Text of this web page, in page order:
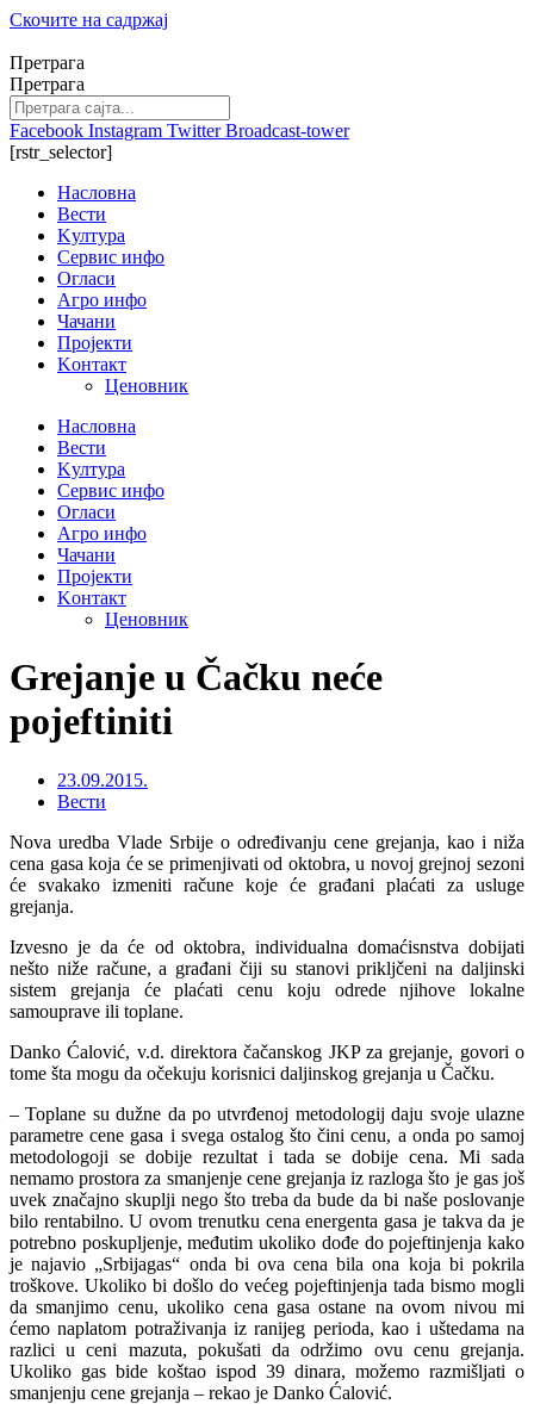
Скочите на садржај
Претрага
Претрага
Facebook Instagram Twitter Broadcast-tower
[rstr_selector]
Насловна
Вести
Kултура
Сервис инфо
Огласи
Агро инфо
Чачани
Пројекти
Kонтакт
Ценовник
Насловна
Вести
Kултура
Сервис инфо
Огласи
Агро инфо
Чачани
Пројекти
Kонтакт
Ценовник
Grejanje u Čačku neće
pojeftiniti
23.09.2015.
Вести
Nova uredba Vlade Srbije o određivanju cene grejanja, kao i niža
cena gasa koja će se primenjivati od oktobra, u novoj grejnoj sezoni
će svakako izmeniti račune koje će građani plaćati za usluge
grejanja.
Izvesno je da će od oktobra, individualna domaćisnstva dobijati
nešto niže račune, a građani čiji su stanovi prikljčeni na daljinski
sistem grejanja će plaćati cenu koju odrede njihove lokalne
samouprave ili toplane.
Danko Ćalović, v.d. direktora čačanskog JKP za grejanje, govori o
tome šta mogu da očekuju korisnici daljinskog grejanja u Čačku.
– Toplane su dužne da po utvrđenoj metodologij daju svoje ulazne
parametre cene gasa i svega ostalog što čini cenu, a onda po samoj
metodologoji se dobije rezultat i tada se dobije cena. Mi sada
nemamo prostora za smanjenje cene grejanja iz razloga što je gas još
uvek značajno skuplji nego što treba da bude da bi naše poslovanje
bilo rentabilno. U ovom trenutku cena energenta gasa je takva da je
potrebno poskupljenje, međutim ukoliko dođe do pojeftinjenja kako
je najavio „Srbijagas“ onda bi ova cena bila ona koja bi pokrila
troškove. Ukoliko bi došlo do većeg pojeftinjenja tada bismo mogli
da smanjimo cenu, ukoliko cena gasa ostane na ovom nivou mi
ćemo naplatom potraživanja iz ranijeg perioda, kao i uštedama na
razlici u ceni mazuta, pokušati da održimo ovu cenu grejanja.
Ukoliko gas bide koštao ispod 39 dinara, možemo razmišljati o
smanjenju cene grejanja – rekao je Danko Ćalović.